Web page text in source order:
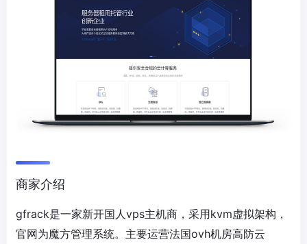
商家介绍
gfrack是一家新开国人vps主机商，采用kvm虚拟架构，
官网为魔方管理系统。主要运营法国ovh机房高防云